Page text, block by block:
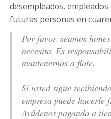
desempleados,
futuras personas en
Por favor, seamos
necesita. Es
mantenernos a flote.
Si usted sigue
empresa puede hacerle
Ayúdenos pagando a